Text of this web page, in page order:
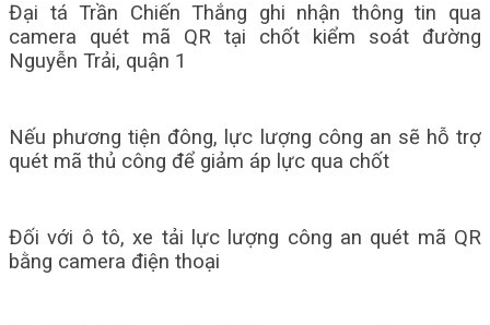
Đại tá Trần Chiến Thắng ghi nhận thông tin qua
camera quét mã QR tại chốt kiểm soát đường
Nguyễn Trải, quận 1
Nếu phương tiện đông, lực lượng công an sẽ hỗ trợ
quét mã thủ công để giảm áp lực qua chốt
Đối với ô tô, xe tải lực lượng công an quét mã QR
bằng camera điện thoại